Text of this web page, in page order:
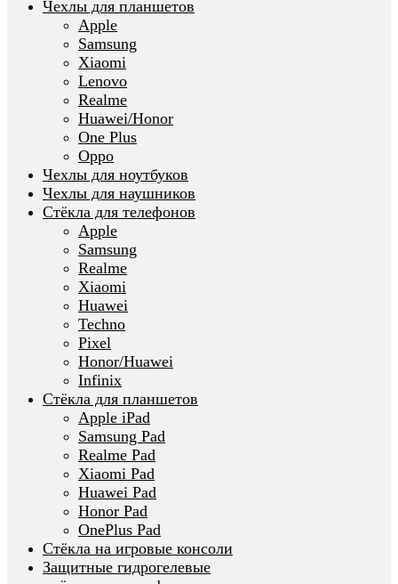
Чехлы для планшетов
Apple
Samsung
Xiaomi
Lenovo
Realme
Huawei/Honor
One Plus
Oppo
Чехлы для ноутбуков
Чехлы для наушников
Стёкла для телефонов
Apple
Samsung
Realme
Xiaomi
Huawei
Techno
Pixel
Honor/Huawei
Infinix
Стёкла для планшетов
Apple iPad
Samsung Pad
Realme Pad
Xiaomi Pad
Huawei Pad
Honor Pad
OnePlus Pad
Стёкла на игровые консоли
Защитные гидрогелевые